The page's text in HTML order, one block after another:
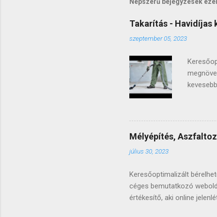
Népszerű bejegyzések
Takarítás - Havidíjas
szeptember 05, 2023
Sok
Mélyépítés,
július 30, 2023
Keresőoptimalizált
céges bemutatkozó
értékesítő, aki online